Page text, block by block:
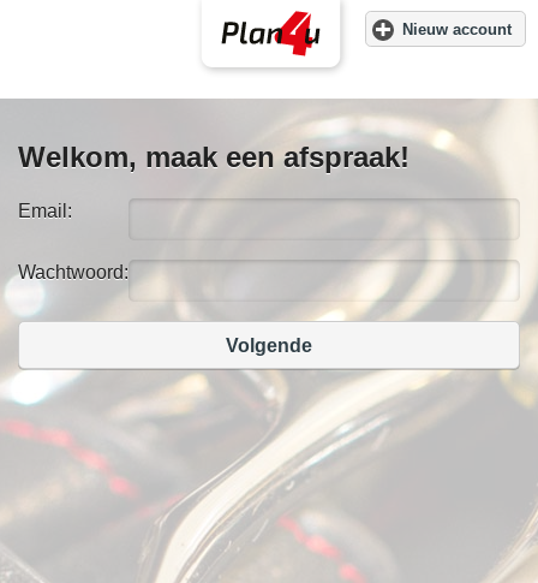
Nieuw account
Welkom, maak een afspraak!
Email:
Wachtwoord:
Volgende